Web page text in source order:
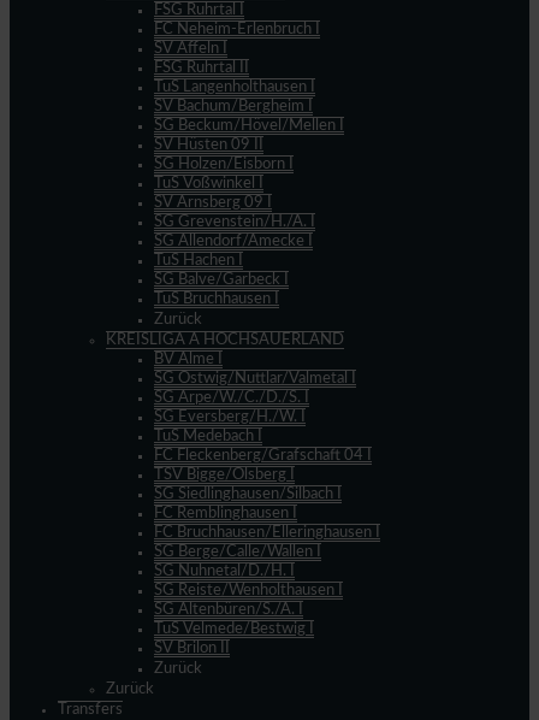
FSG Ruhrtal I
FC Neheim-Erlenbruch I
SV Affeln I
FSG Ruhrtal II
TuS Langenholthausen I
SV Bachum/Bergheim I
SG Beckum/Hövel/Mellen I
SV Hüsten 09 II
SG Holzen/Eisborn I
TuS Voßwinkel I
SV Arnsberg 09 I
SG Grevenstein/H./A. I
SG Allendorf/Amecke I
TuS Hachen I
SG Balve/Garbeck I
TuS Bruchhausen I
Zurück
KREISLIGA A HOCHSAUERLAND
BV Alme I
SG Ostwig/Nuttlar/Valmetal I
SG Arpe/W./C./D./S. I
SG Eversberg/H./W. I
TuS Medebach I
FC Fleckenberg/Grafschaft 04 I
TSV Bigge/Olsberg I
SG Siedlinghausen/Silbach I
FC Remblinghausen I
FC Bruchhausen/Elleringhausen I
SG Berge/Calle/Wallen I
SG Nuhnetal/D./H. I
SG Reiste/Wenholthausen I
SG Altenbüren/S./A. I
TuS Velmede/Bestwig I
SV Brilon II
Zurück
Zurück
Transfers